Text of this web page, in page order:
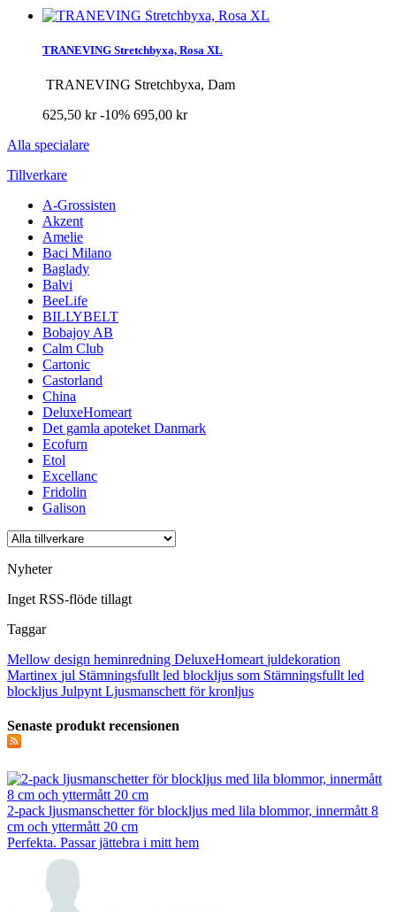
TRANEVING Stretchbyxa, Rosa XL
TRANEVING Stretchbyxa, Dam
625,50 kr-10% 695,00 kr
Alla specialare
Tillverkare
A-Grossisten
Akzent
Amelie
Baci Milano
Baglady
Balvi
BeeLife
BILLYBELT
Bobajoy AB
Calm Club
Cartonic
Castorland
China
DeluxeHomeart
Det gamla apoteket Danmark
Ecofurn
Etol
Excellanc
Fridolin
Galison
Nyheter
Inget RSS-flöde tillagt
Taggar
Mellow design heminredning DeluxeHomeart juldekoration
Martinex jul Stämningsfullt led blockljus som Stämningsfullt led
blockljus Julpynt Ljusmanschett för kronljus
Senaste produkt recensionen
2-pack ljusmanschetter för blockljus med lila blommor, innermått 8
cm och yttermått 20 cm
Perfekta. Passar jättebra i mitt hem